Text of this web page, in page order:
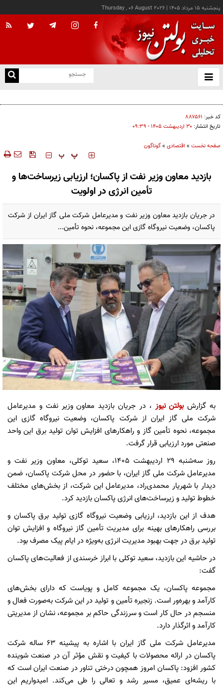
پنجشنبه ۱۵ مرداد ۱۴۰۵ |
Thursday , 06 August 2026
باز
و
کد خبر: ۸۸۷۵۶۱
تاریخ انتشار: ۳۰ ارديبهشت ۱۴۰۵ - ۰۹:۳۹
صفحه نخست » اقتصادی »گوناگون
‍‍‍ پ پ
بازدید معاون وزیر نفت از پاکسان؛ ارزیابی زیرساخت‌ها و
تأمین انرژی در اولویت
در جریان بازدید معاون وزیر نفت و مدیرعامل شرکت ملی گاز ایران از شرکت
پاکسان، وضعیت نیروگاه گازی این مجموعه، نحوه تأمین...
به گزارشبولتن نیوز ، در جریان بازدید معاون وزیر نفت و مدیرعامل
شرکت ملی گاز ایران از شرکت پاکسان، وضعیت نیروگاه گازی این
مجموعه، نحوه تأمین گاز و راهکارهای افزایش توان تولید برق این واحد
صنعتی مورد ارزیابی قرار گرفت.
روز سه‌شنبه ۲۹ اردیبهشت ۱۴۰۵، سعید توکلی، معاون وزیر نفت و
مدیرعامل شرکت ملی گاز ایران، با حضور در محل شرکت پاکسان، ضمن
دیدار با شهریار محمدی‌راد، مدیرعامل این شرکت، از بخش‌های مختلف
خطوط تولید و زیرساخت‌های انرژی پاکسان بازدید کرد.
هدف از این بازدید، ارزیابی وضعیت نیروگاه گازی تولید برق پاکسان و
بررسی راهکارهای بهینه برای مدیریت تأمین گاز نیروگاه و افزایش توان
تولید برق در جهت بهبود مدیریت انرژی به‌ویژه در ایام پیک مصرف بود.
در حاشیه این بازدید، سعید توکلی با ابراز خرسندی از فعالیت‌های پاکسان
گفت:
مجموعه پاکسان، یک مجموعه کامل و پویاست که دارای بخش‌های
کارآمد و بهره‌ور است. زنجیره تأمین و تولید در این شرکت به‌صورت فعال و
منسجم در حال کار است و سرزندگی حاکم بر مجموعه، نشان از مدیریتی
کارآمد و اثرگذار دارد.
مدیرعامل شرکت ملی گاز ایران با اشاره به پیشینه ۶۳ ساله شرکت
پاکسان در ارائه محصولات با کیفیت و نقش مؤثر آن در صنعت شوینده
کشور افزود: پاکسان امروز همچون درختی تناور در صنعت ایران است که
با ریشه‌ای عمیق، مسیر رشد و تعالی را طی می‌کند. امیدواریم این